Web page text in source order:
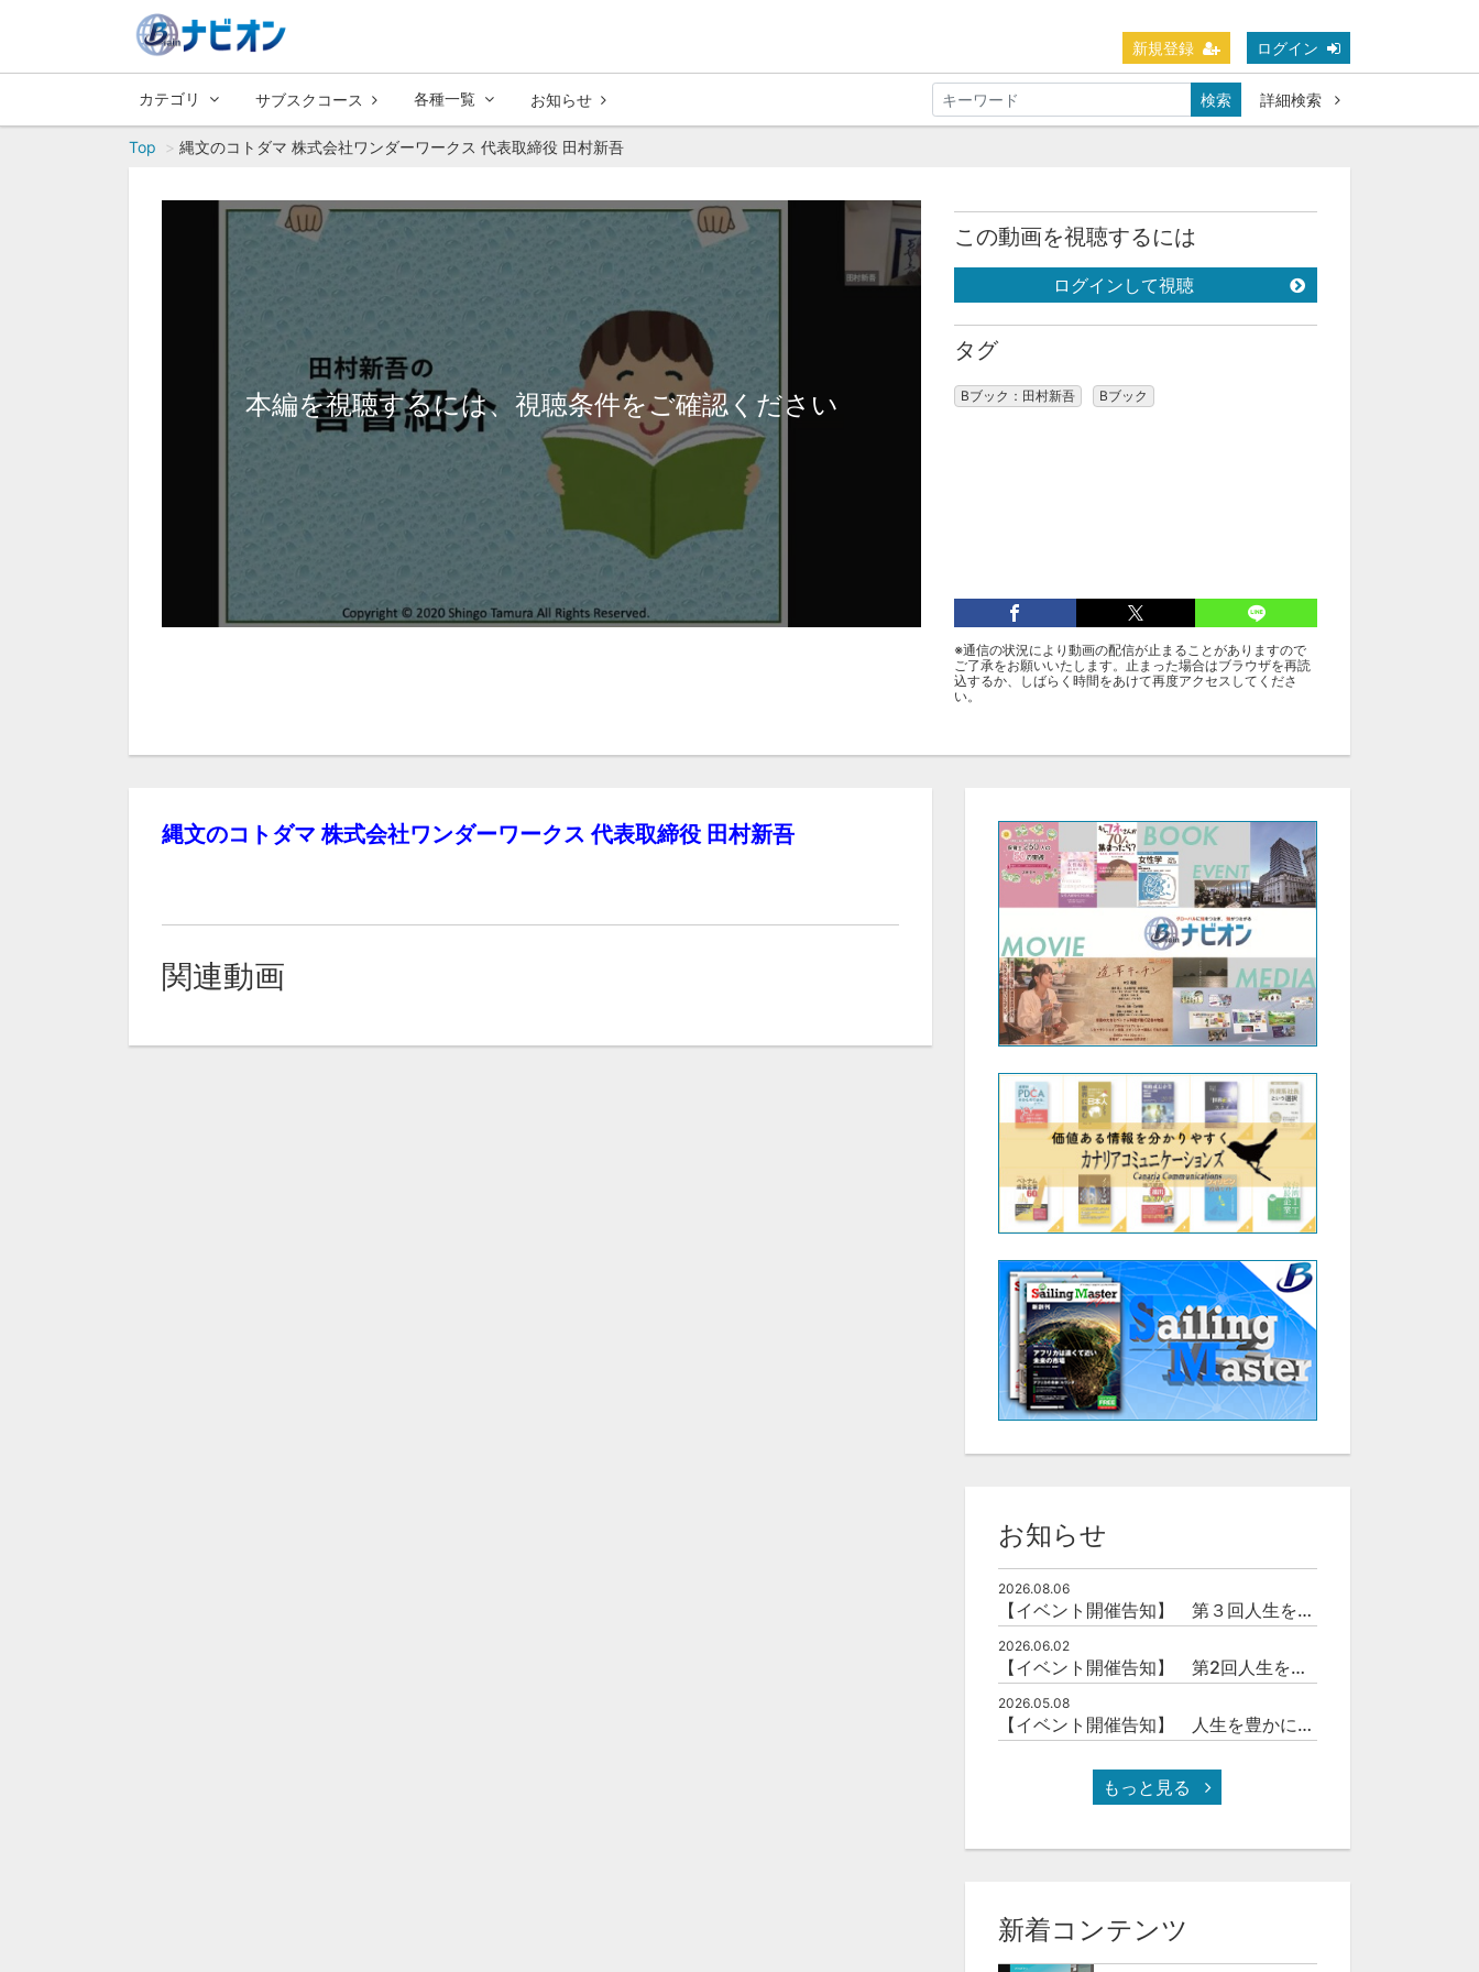
新規登録 ログイン
カテゴリ サブスクコース 各種一覧 お知らせ 検索 詳細検索
Top 縄文のコトダマ 株式会社ワンダーワークス 代表取締役 田村新吾
本編を視聴するには、視聴条件をご確認ください
この動画を視聴するには
ログインして視聴
タグ
Bブック：田村新吾 Bブック
※通信の状況により動画の配信が止まることがありますので
ご了承をお願いいたします。止まった場合はブラウザを再読
込するか、しばらく時間をあけて再度アクセスしてくださ
い。
縄文のコトダマ 株式会社ワンダーワークス 代表取締役 田村新吾
関連動画
お知らせ
2026.08.06
【イベント開催告知】 第３回人生を豊かにする「本の力」を学ぶ会
2026.06.02
【イベント開催告知】 第2回人生を豊かにする「本の力」を学ぶ会
2026.05.08
【イベント開催告知】 人生を豊かにする「本の力」を学ぶ会
もっと見る
新着コンテンツ